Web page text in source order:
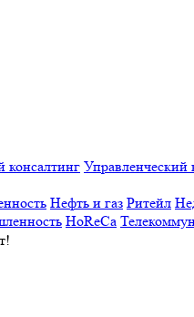
консалтинг Управленческий
Нефть и газ Ритейл
HoReCa